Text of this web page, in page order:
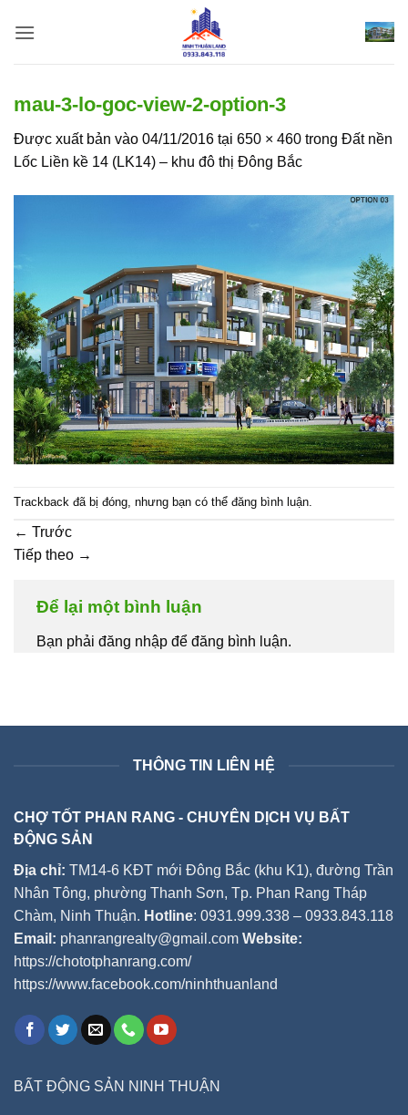
qua
mau-3-lo-goc-view-2-option-3
Được xuất bản vào 04/11/2016 tại 650 × 460 trong Đất nền
Lốc Liền kề 14 (LK14) – khu đô thị Đông Bắc
Trackback đã bị đóng, nhưng bạn có thể đăng bình luận.
← Trước
Tiếp theo →
Để lại một bình luận
Bạn phải đăng nhập để đăng bình luận.
THÔNG TIN LIÊN HỆ
CHỢ TỐT PHAN RANG - CHUYÊN DỊCH VỤ BẤT
ĐỘNG SẢN
Địa chỉ: TM14-6 KĐT mới Đông Bắc (khu K1), đường Trần
Nhân Tông, phường Thanh Sơn, Tp. Phan Rang Tháp
Chàm, Ninh Thuận. Hotline: 0931.999.338 – 0933.843.118
Email: phanrangrealty@gmail.com Website:
https://chototphanrang.com/
https://www.facebook.com/ninhthuanland
BẤT ĐỘNG SẢN NINH THUẬN